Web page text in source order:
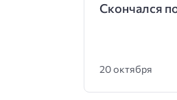
Скончался
20 октября